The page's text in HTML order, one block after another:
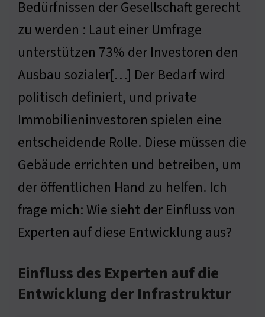
Bedürfnissen der Gesellschaft gerecht
zu werden : Laut einer Umfrage
unterstützen 73% der Investoren den
Ausbau sozialer[…] Der Bedarf wird
politisch definiert, und private
Immobilieninvestoren spielen eine
entscheidende Rolle. Diese müssen die
Gebäude errichten und betreiben, um
der öffentlichen Hand zu helfen. Ich
frage mich: Wie sieht der Einfluss von
Experten auf diese Entwicklung aus?
Einfluss des Experten auf die
Entwicklung der Infrastruktur